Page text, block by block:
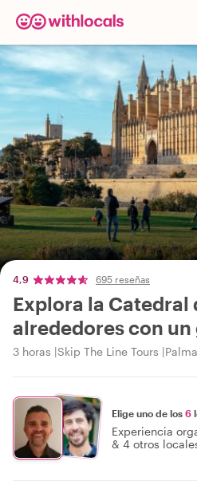
4,9 695 reseñas
Explora la Catedral
alrededores con un
3 horas Skip The Line Tours
Elige uno de los 6
Experiencia
& 4 otros